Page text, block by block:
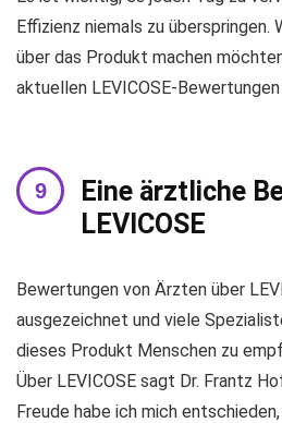
Effizienz niemals zu überspringen.
über das Produkt machen
aktuellen LEVICOSE-Bewertungen
Eine ärztliche
LEVICOSE
Bewertungen von Ärzten über
ausgezeichnet und viele
dieses Produkt Menschen zu
Über LEVICOSE sagt Dr. Frantz
Freude habe ich mich